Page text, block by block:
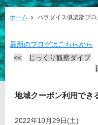
ホーム パラダイス倶楽部ブロ
最新のブログはこちらから
<<
じっくり観察ダイブ
地域クーポン利用でき
2022年10月29日(土)